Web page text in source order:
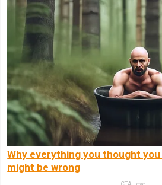
Why everything you thought
might be wrong